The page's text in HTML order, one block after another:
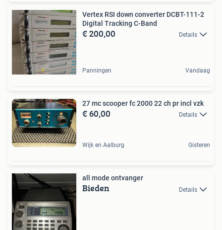
Vertex RSI down converter DCBT-111-2
Digital Tracking C-Band
€ 200,00 Details
Panningen Vandaag
27 mc scooper fc 2000 22 ch pr incl vzk
€ 60,00 Details
Wijk en Aalburg Gisteren
all mode ontvanger
Bieden Details